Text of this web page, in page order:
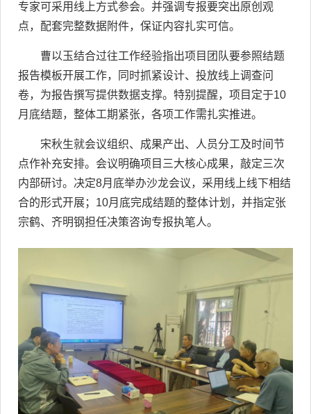
专家可采用线上方式参会。并强调专报要突出原创观
点，配套完整数据附件，保证内容扎实可信。
曹以玉结合过往工作经验指出项目团队要参照结题
报告模板开展工作，同时抓紧设计、投放线上调查问
卷，为报告撰写提供数据支撑。特别提醒，项目定于10
月底结题，整体工期紧张，各项工作需扎实推进。
宋秋生就会议组织、成果产出、人员分工及时间节
点作补充安排。会议明确项目三大核心成果，敲定三次
内部研讨。决定8月底举办沙龙会议，采用线上线下相结
合的形式开展；10月底完成结题的整体计划，并指定张
宗鹤、齐明钢担任决策咨询专报执笔人。